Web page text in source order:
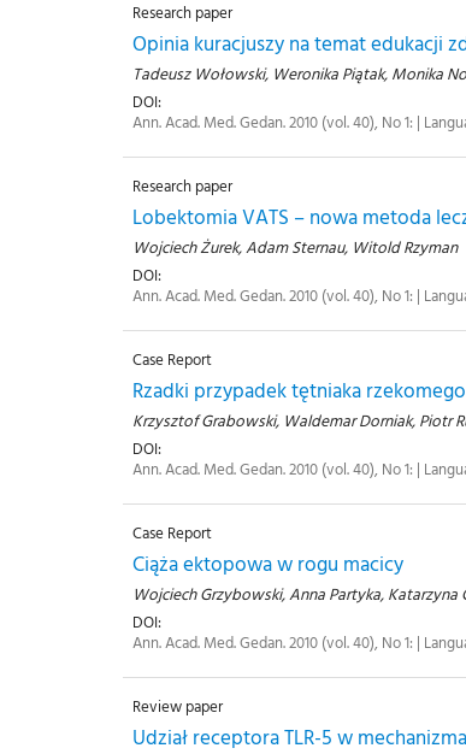
Research paper
Opinia kuracjuszy na temat edukacji
Tadeusz Wołowski, Weronika Piątak, Monika
DOI:
Ann. Acad. Med. Gedan. 2010 (vol. 40), No 1: |
Research paper
Lobektomia VATS – nowa metoda
Wojciech Żurek, Adam Sternau, Witold Rzyman
DOI:
Ann. Acad. Med. Gedan. 2010 (vol. 40), No 1: |
Case Report
Rzadki przypadek tętniaka
Krzysztof Grabowski, Waldemar Dorniak, Piotr
DOI:
Ann. Acad. Med. Gedan. 2010 (vol. 40), No 1: |
Case Report
Ciąża ektopowa w rogu macicy
Wojciech Grzybowski, Anna Partyka, Katarzyna
DOI:
Ann. Acad. Med. Gedan. 2010 (vol. 40), No 1: |
Review paper
Udział receptora TLR-5 w